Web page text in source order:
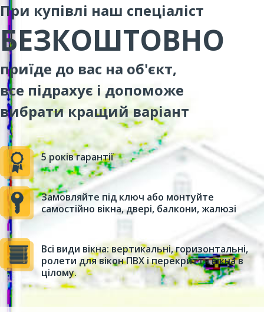
При купівлі наш спеціаліст
БЕЗКОШТОВНО
приїде до вас на об'єкт,
все підрахує і допоможе
вибрати кращий варіант
5 років гарантії
Замовляйте під ключ або монтуйте
самостійно вікна, двері, балкони, жалюзі
Всі види вікна: вертикальні, горизонтальні,
ролети для вікон ПВХ і перекриття вікна в
цілому.